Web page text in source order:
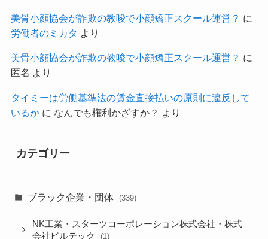
美骨小顔協会が詐欺の教唆で小顔矯正スクール運営？ に
労働者のミカタ より
美骨小顔協会が詐欺の教唆で小顔矯正スクール運営？ に
匿名 より
タイミーは労働基準法の賃金直接払いの原則に違反して
いるかに なんでも権利かざすか？ より
カテゴリー
ブラック企業・団体 (339)
NK工業・スターツコーポレーション株式会社・株式
会社ビルテック
(1)